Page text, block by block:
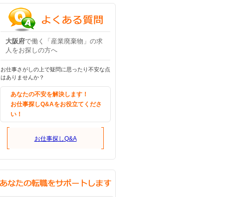
大阪府で働く「産業廃棄物」の求
人をお探しの方へ
お仕事さがしの上で疑問に思ったり不安な点
はありませんか？
あなたの不安を解決します！
お仕事探しQ&Aをお役立てくださ
い！
お仕事探しQ&A